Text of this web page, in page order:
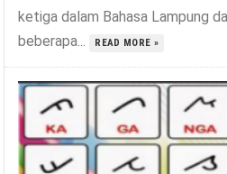
ketiga dalam Bahasa Lampung
beberapa...
READ MORE »